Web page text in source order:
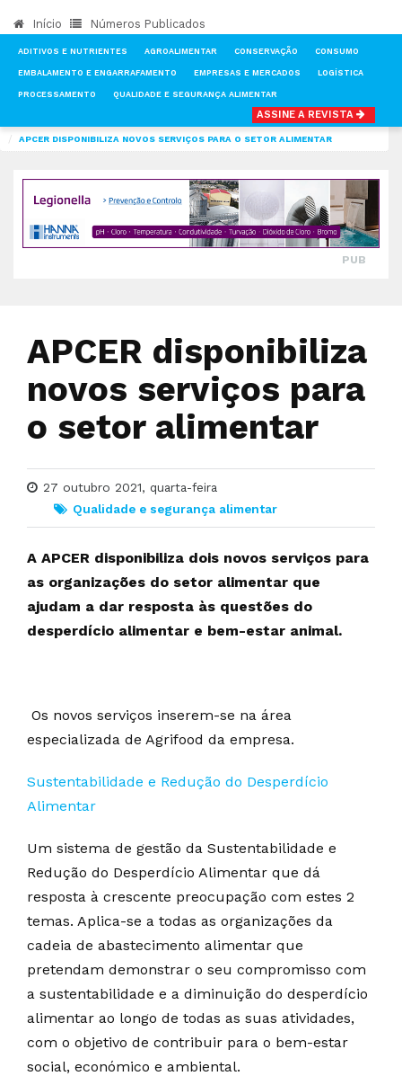
Início Números Publicados
ADITIVOS E NUTRIENTES AGROALIMENTAR CONSERVAÇÃO CONSUMO
EMBALAMENTO E ENGARRAFAMENTO EMPRESAS E MERCADOS LOGÍSTICA
PROCESSAMENTO QUALIDADE E SEGURANÇA ALIMENTAR
ASSINE A REVISTA
QUALIDADE E SEGURANÇA ALIMENTAR
APCER DISPONIBILIZA NOVOS SERVIÇOS PARA O SETOR ALIMENTAR
PUB
APCER disponibiliza
novos serviços para
o setor alimentar
27 outubro 2021, quarta-feira
Qualidade e segurança alimentar
A APCER disponibiliza dois novos serviços para
as organizações do setor alimentar que
ajudam a dar resposta às questões do
desperdício alimentar e bem-estar animal.
Os novos serviços inserem-se na área
especializada de Agrifood da empresa.
Sustentabilidade e Redução do Desperdício
Alimentar
Um sistema de gestão da Sustentabilidade e
Redução do Desperdício Alimentar que dá
resposta à crescente preocupação com estes 2
temas. Aplica-se a todas as organizações da
cadeia de abastecimento alimentar que
pretendam demonstrar o seu compromisso com
a sustentabilidade e a diminuição do desperdício
alimentar ao longo de todas as suas atividades,
com o objetivo de contribuir para o bem-estar
social, económico e ambiental.